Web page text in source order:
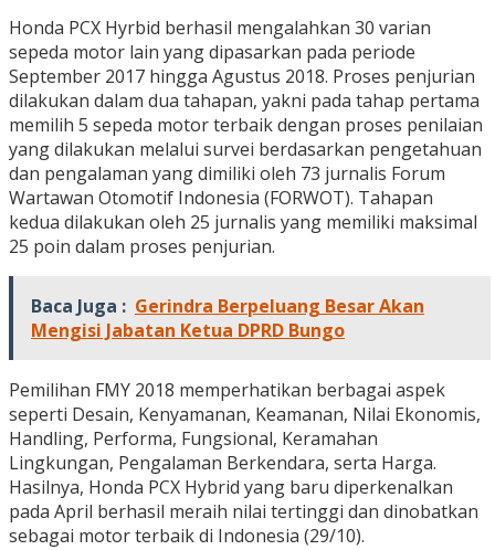
Honda PCX Hyrbid berhasil mengalahkan 30 varian
sepeda motor lain yang dipasarkan pada periode
September 2017 hingga Agustus 2018. Proses penjurian
dilakukan dalam dua tahapan, yakni pada tahap pertama
memilih 5 sepeda motor terbaik dengan proses penilaian
yang dilakukan melalui survei berdasarkan pengetahuan
dan pengalaman yang dimiliki oleh 73 jurnalis Forum
Wartawan Otomotif Indonesia (FORWOT). Tahapan
kedua dilakukan oleh 25 jurnalis yang memiliki maksimal
25 poin dalam proses penjurian.
Baca Juga : Gerindra Berpeluang Besar Akan
Mengisi Jabatan Ketua DPRD Bungo
Pemilihan FMY 2018 memperhatikan berbagai aspek
seperti Desain, Kenyamanan, Keamanan, Nilai Ekonomis,
Handling, Performa, Fungsional, Keramahan
Lingkungan, Pengalaman Berkendara, serta Harga.
Hasilnya, Honda PCX Hybrid yang baru diperkenalkan
pada April berhasil meraih nilai tertinggi dan dinobatkan
sebagai motor terbaik di Indonesia (29/10).